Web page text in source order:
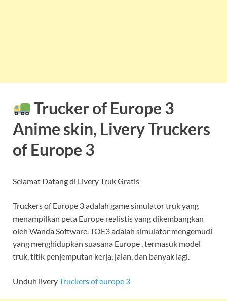
Trucker of Europe 3
Anime skin, Livery Truckers
of Europe 3
Selamat Datang di Livery Truk Gratis
Truckers of Europe 3 adalah game simulator truk yang
menampilkan peta Europe realistis yang dikembangkan
oleh Wanda Software. TOE3 adalah simulator mengemudi
yang menghidupkan suasana Europe , termasuk model
truk, titik penjemputan kerja, jalan, dan banyak lagi.
Unduh liveryTruckers of europe 3